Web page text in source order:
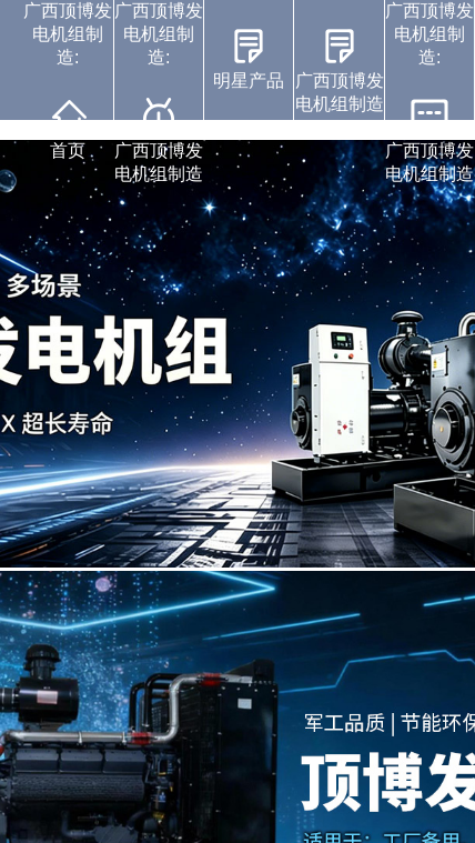
广西顶博发
电机组制
造:
首页
广西顶博发
电机组制
造:
广西顶博发
电机组制造
明星产品
静音发电机组
潍柴发电机组
珀金斯发电机组
沃尔沃发电机组
康明斯广西顶博发电
机组制造
广西顶博发电机组制
造:上柴发电机组
玉柴发电机组
广西顶博发
电机组制造
广西顶博发
电机组制
造:
广西顶博发
电机组制造
视频展示
企业动态
中标通知书